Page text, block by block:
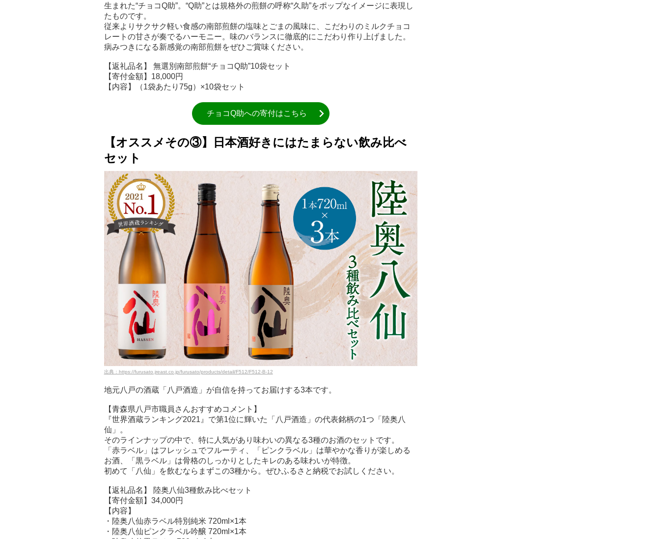
生まれた“チョコQ助”。“Q助”とは規格外の煎餅の呼称“久助”をポップなイメージに表現し
たものです。
従来よりサクサク軽い食感の南部煎餅の塩味とごまの風味に、こだわりのミルクチョコ
レートの甘さが奏でるハーモニー。味のバランスに徹底的にこだわり作り上げました。
病みつきになる新感覚の南部煎餅をぜひご賞味ください。
【返礼品名】 無選別南部煎餅“チョコQ助”10袋セット
【寄付金額】18,000円
【内容】（1袋あたり75g）×10袋セット
チョコQ助への寄付はこちら
【オススメその③】日本酒好きにはたまらない飲み比べ
セット
出典：https://furusato.jreast.co.jp/furusato/products/detail/F512/F512-B-12
地元八戸の酒蔵「八戸酒造」が自信を持ってお届けする3本です。
【青森県八戸市職員さんおすすめコメント】
『世界酒蔵ランキング2021』で第1位に輝いた「八戸酒造」の代表銘柄の1つ「陸奥八
仙」。
そのラインナップの中で、特に人気があり味わいの異なる3種のお酒のセットです。
「赤ラベル」はフレッシュでフルーティ、「ピンクラベル」は華やかな香りが楽しめる
お酒、「黒ラベル」は骨格のしっかりとしたキレのある味わいが特徴。
初めて「八仙」を飲むならまずこの3種から。ぜひふるさと納税でお試しください。
【返礼品名】 陸奥八仙3種飲み比べセット
【寄付金額】34,000円
【内容】
・陸奥八仙赤ラベル特別純米 720ml×1本
・陸奥八仙ピンクラベル吟醸 720ml×1本